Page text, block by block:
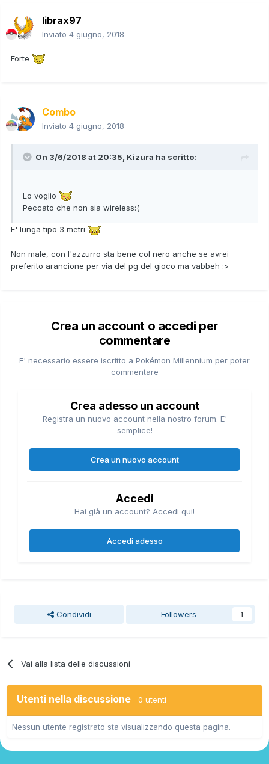
librax97
Inviato 4 giugno, 2018
Forte
Combo
Inviato 4 giugno, 2018
On 3/6/2018 at 20:35, Kizura ha scritto:
Lo voglio
Peccato che non sia wireless:(
E' lunga tipo 3 metri
Non male, con l'azzurro sta bene col nero anche se avrei
preferito arancione per via del pg del gioco ma vabbeh :>
Crea un account o accedi per
commentare
E' necessario essere iscritto a Pokémon Millennium per poter
commentare
Crea adesso un account
Registra un nuovo account nella nostro forum. E'
semplice!
Crea un nuovo account
Accedi
Hai già un account? Accedi qui!
Accedi adesso
Condividi Followers 1
Vai alla lista delle discussioni
Utenti nella discussione 0 utenti
Nessun utente registrato sta visualizzando questa pagina.